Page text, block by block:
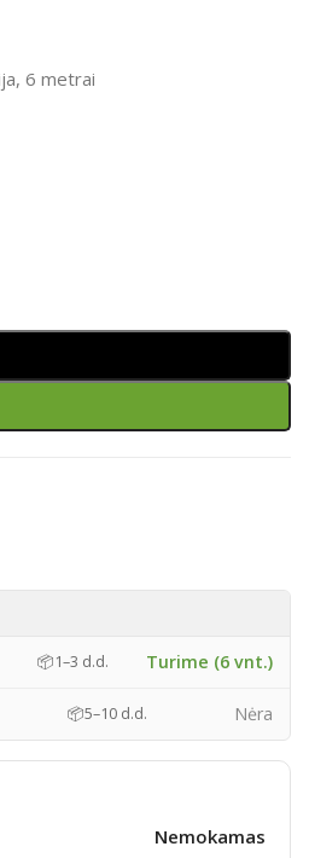
6 metrai
📦1–3 d.d. Turime (6 vnt.)
📦5–10 d.d. Nėra
Nemokamas